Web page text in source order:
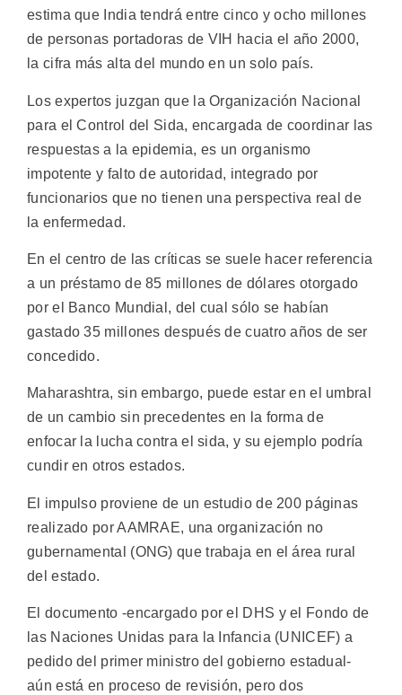
estima que India tendrá entre cinco y ocho millones
de personas portadoras de VIH hacia el año 2000,
la cifra más alta del mundo en un solo país.
Los expertos juzgan que la Organización Nacional
para el Control del Sida, encargada de coordinar las
respuestas a la epidemia, es un organismo
impotente y falto de autoridad, integrado por
funcionarios que no tienen una perspectiva real de
la enfermedad.
En el centro de las críticas se suele hacer referencia
a un préstamo de 85 millones de dólares otorgado
por el Banco Mundial, del cual sólo se habían
gastado 35 millones después de cuatro años de ser
concedido.
Maharashtra, sin embargo, puede estar en el umbral
de un cambio sin precedentes en la forma de
enfocar la lucha contra el sida, y su ejemplo podría
cundir en otros estados.
El impulso proviene de un estudio de 200 páginas
realizado por AAMRAE, una organización no
gubernamental (ONG) que trabaja en el área rural
del estado.
El documento -encargado por el DHS y el Fondo de
las Naciones Unidas para la Infancia (UNICEF) a
pedido del primer ministro del gobierno estadual-
aún está en proceso de revisión, pero dos